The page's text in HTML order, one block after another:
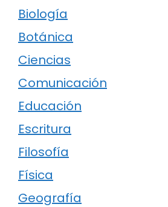
Biología
Botánica
Ciencias
Comunicación
Educación
Escritura
Filosofía
Física
Geografía